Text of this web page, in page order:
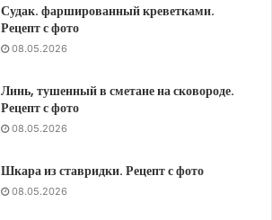
Судак. фаршированный креветками.
Рецепт с фото
08.05.2026
Линь, тушенный в сметане на сковороде.
Рецепт с фото
08.05.2026
Шкара из ставридки. Рецепт с фото
08.05.2026